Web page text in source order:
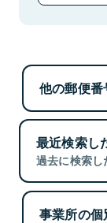
他の郵便
最近検索し
過去に検索し
事業所の個